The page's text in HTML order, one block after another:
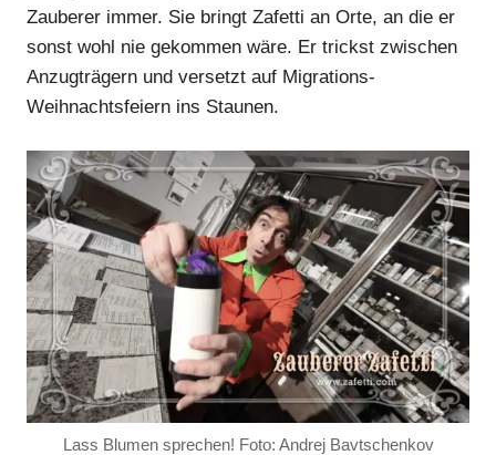
Anzeige
Zauberer immer. Sie bringt Zafetti an Orte, an die er
sonst wohl nie gekommen wäre. Er trickst zwischen
Anzugträgern und versetzt auf Migrations-
Weihnachtsfeiern ins Staunen.
Lass Blumen sprechen! Foto: Andrej Bavtschenkov